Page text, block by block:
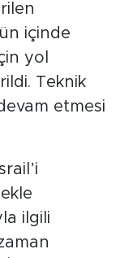
içinde
yol
Teknik
etmesi
ilgili